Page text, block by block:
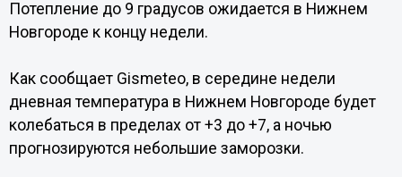
Потепление до 9 градусов ожидается в Нижнем
Новгороде к концу недели.
Как сообщает Gismeteo, в середине недели
дневная температура в Нижнем Новгороде будет
колебаться в пределах от +3 до +7, а ночью
прогнозируются небольшие заморозки.